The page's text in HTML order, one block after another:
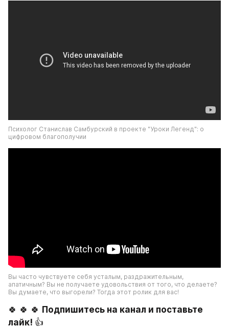
Психолог Станислав Самбурский в проекте "Уроки Легенд": о
цифровом благополучии
Вы часто чувствуете себя усталым, раздражительным,
апатичным? Вы не получаете удовольствия от того, что делаете?
Вы думаете, что выгорели? Тогда этот ролик для вас!
🍀 🍀 🍀 Подпишитесь на канал и поставьте
лайк! 👍